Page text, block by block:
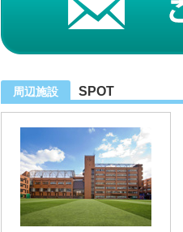
周辺施設 SPOT